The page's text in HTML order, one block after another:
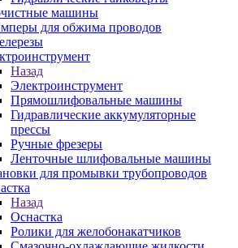
машины
для обжима проводов
Назад
Электроинструмент
Прямошлифовальные машины
Гидравлические аккумуляторные
прессы
Ручные фрезеры
Ленточные шлифовальные машины
для промывки трубопроводов
Назад
Оснастка
Ролики для желобонакатчиков